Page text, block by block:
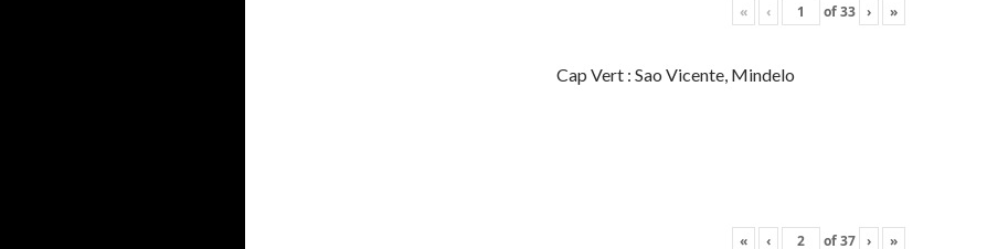
« ‹ of33 › »
Cap Vert : Sao Vicente, Mindelo
« ‹ of37 › »